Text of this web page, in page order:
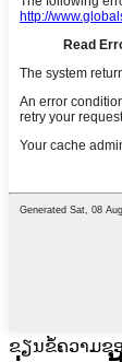
ຂຽນຂໍ້ຄວາມຂ